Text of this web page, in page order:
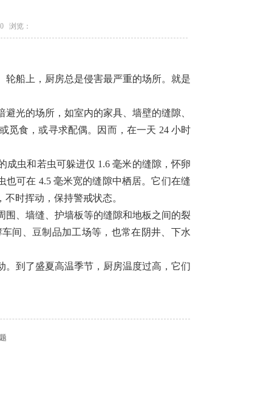
浏览：
船上，厨房总是侵害最严重的场所。就是
光的场所，如室内的家具、墙壁的缝隙、
觅食，或寻求配偶。因而，在一天 24 小时
虫和若虫可躲进仅 1.6 毫米的缝隙，怀卵
可在 4.5 毫米宽的缝隙中栖居。它们在缝
时挥动，保持警戒状态。
、墙缝、护墙板等的缝隙和地板之间的裂
间、豆制品加工场等，也常在阴井、下水
到了盛夏高温季节，厨房温度过高，它们